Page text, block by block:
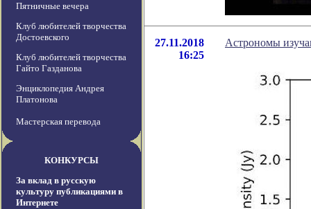
Пятничные вечера
Клуб любителей творчества
Достоевского
Клуб любителей творчества
Гайто Газданова
Энциклопедия Андрея
Платонова
Мастерская перевода
КОНКУРСЫ
За вклад в русскую
культуру публикациями в
Интернете
27.11.2018
16:25
Астрономы